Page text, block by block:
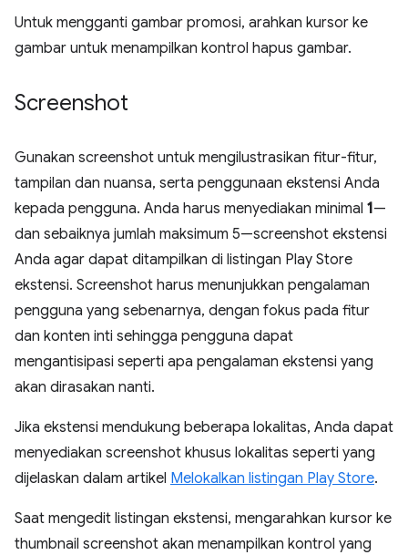
Untuk mengganti gambar promosi, arahkan kursor ke
gambar untuk menampilkan kontrol hapus gambar.
Screenshot
Gunakan screenshot untuk mengilustrasikan fitur-fitur,
tampilan dan nuansa, serta penggunaan ekstensi Anda
kepada pengguna. Anda harus menyediakan minimal 1—
dan sebaiknya jumlah maksimum 5—screenshot ekstensi
Anda agar dapat ditampilkan di listingan Play Store
ekstensi. Screenshot harus menunjukkan pengalaman
pengguna yang sebenarnya, dengan fokus pada fitur
dan konten inti sehingga pengguna dapat
mengantisipasi seperti apa pengalaman ekstensi yang
akan dirasakan nanti.
Jika ekstensi mendukung beberapa lokalitas, Anda dapat
menyediakan screenshot khusus lokalitas seperti yang
dijelaskan dalam artikel Melokalkan listingan Play Store.
Saat mengedit listingan ekstensi, mengarahkan kursor ke
thumbnail screenshot akan menampilkan kontrol yang